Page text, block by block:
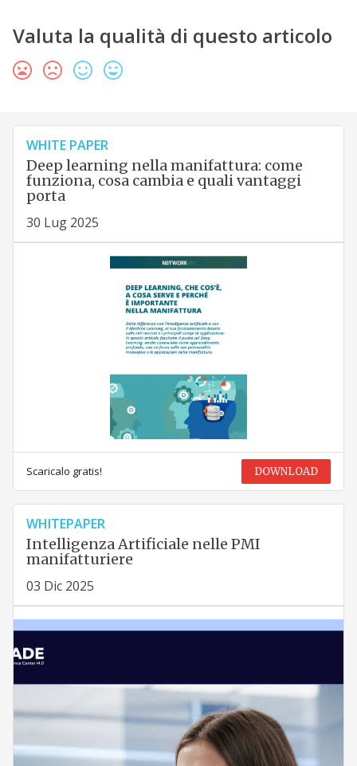
Valuta la qualità di questo articolo
WHITE PAPER
Deep learning nella manifattura: come
funziona, cosa cambia e quali vantaggi
porta
30 Lug 2025
Scaricalo gratis! DOWNLOAD
WHITEPAPER
Intelligenza Artificiale nelle PMI
manifatturiere
03 Dic 2025